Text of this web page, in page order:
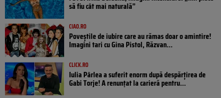
să fiu cât mai naturală”
CIAO.RO
Poveştile de iubire care au rămas doar o amintire!
Imagini tari cu Gina Pistol, Răzvan...
CLICK.RO
Iulia Pârlea a suferit enorm după despărțirea de
Gabi Torje! A renunțat la carieră pentru...